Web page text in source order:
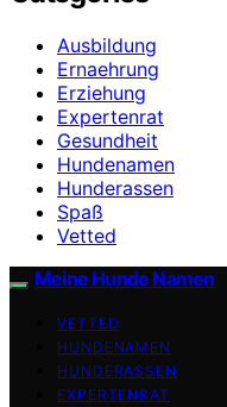
Ausbildung
Ernaehrung
Erziehung
Expertenrat
Gesundheit
Hundenamen
Hunderassen
Spaß
Vetted
Meine Hunde Namen
VETTED
HUNDENAMEN
HUNDERASSEN
EXPERTENRAT